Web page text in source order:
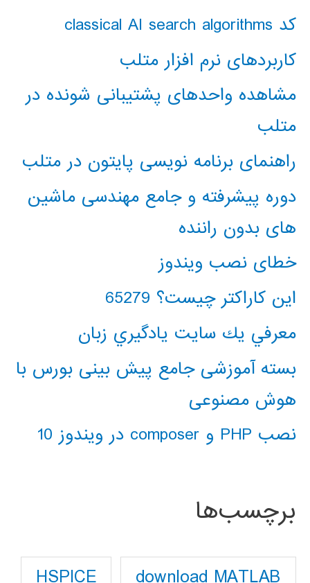
کد classical AI search algorithms
کاربردهای نرم افزار متلب
مشاهده واحدهای پشتیبانی شونده در
متلب
راهنمای برنامه نویسی پایتون در متلب
دوره پیشرفته و جامع مهندسی ماشین
های بدون راننده
خطای نصب ویندوز
این کاراکتر چیست؟ 65279
معرفي يك سايت يادگيري زبان
بسته آموزشی جامع پیش بینی بورس با
هوش مصنوعی
نصب PHP و composer در ویندوز 10
برچسب‌ها
download MATLAB